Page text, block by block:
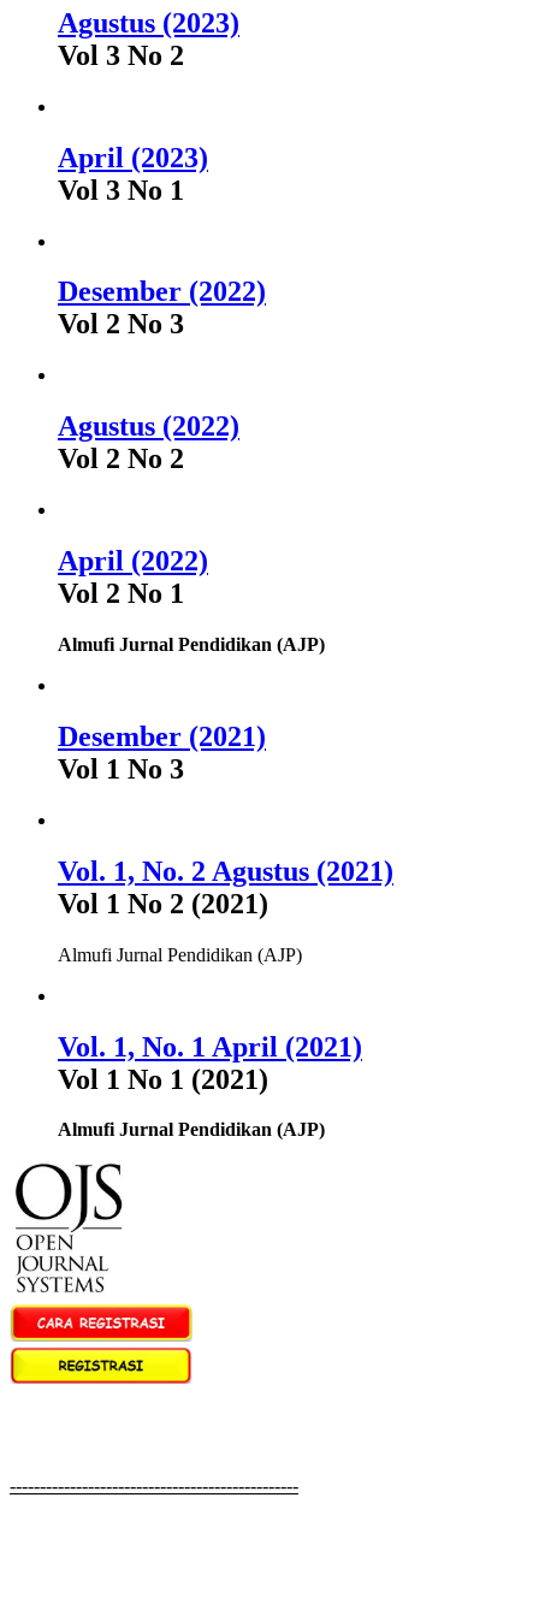
Agustus (2023)
Vol 3 No 2
April (2023)
Vol 3 No 1
Desember (2022)
Vol 2 No 3
Agustus (2022)
Vol 2 No 2
April (2022)
Vol 2 No 1
Almufi Jurnal Pendidikan (AJP)
Desember (2021)
Vol 1 No 3
Vol. 1, No. 2 Agustus (2021)
Vol 1 No 2 (2021)
Almufi Jurnal Pendidikan (AJP)
Vol. 1, No. 1 April (2021)
Vol 1 No 1 (2021)
Almufi Jurnal Pendidikan (AJP)
------------------------------------------------